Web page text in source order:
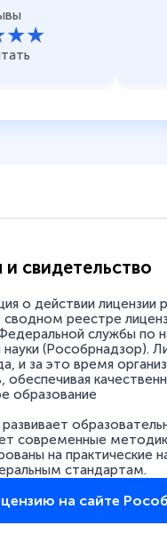
и свидетельство
о действии лицензии
реестре
службы по
(Рособрнадзор).
и за это время
обеспечивая
образование
современные
на практические
стандартам.
на сайте